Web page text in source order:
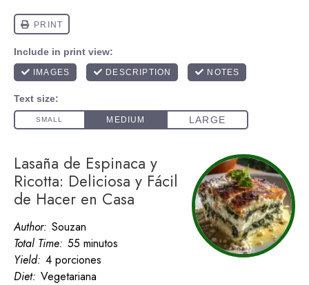
Lasaña de Espinaca y
Ricotta: Deliciosa y Fácil
de Hacer en Casa
Author: Souzan
Total Time: 55 minutos
Yield: 4 porciones
Diet: Vegetariana